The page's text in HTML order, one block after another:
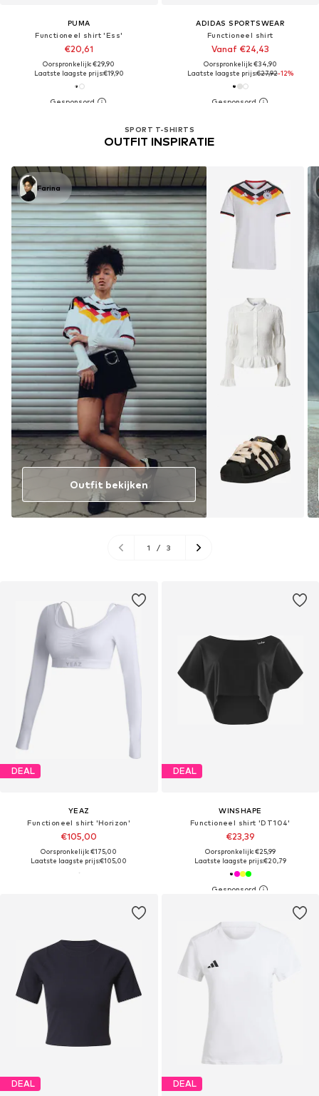
PUMA
Functioneel shirt 'Ess'
€20,61
Oorspronkelijk: €29,90
Laatste laagste prijs:€19,90
ADIDAS SPORTSWEAR
Functioneel shirt
Vanaf €24,43
Oorspronkelijk: €34,90
Laatste laagste prijs:€27,92-12%
SPORT T-SHIRTS
OUTFIT INSPIRATIE
Farina
Outfit bekijken
1 / 3
DEAL
YEAZ
Functioneel shirt 'Horizon'
€105,00
Oorspronkelijk: €175,00
Laatste laagste prijs:€105,00
DEAL
WINSHAPE
Functioneel shirt 'DT104'
€23,39
Oorspronkelijk: €25,99
Laatste laagste prijs:€20,79
DEAL DEAL